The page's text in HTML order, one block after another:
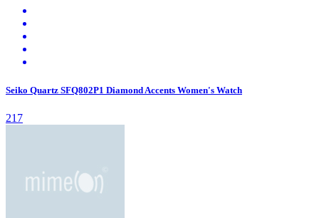
Seiko Quartz SFQ802P1 Diamond Accents Women's Watch
217